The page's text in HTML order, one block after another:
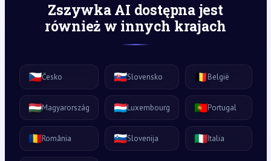
Zszywka AI dostępna jest
również w innych krajach
🇨🇿Česko 🇸🇰Slovensko 🇧🇪België
🇭🇺Magyarország 🇱🇺Luxembourg 🇵🇹Portugal
🇷🇴România 🇸🇮Slovenija 🇮🇹Italia